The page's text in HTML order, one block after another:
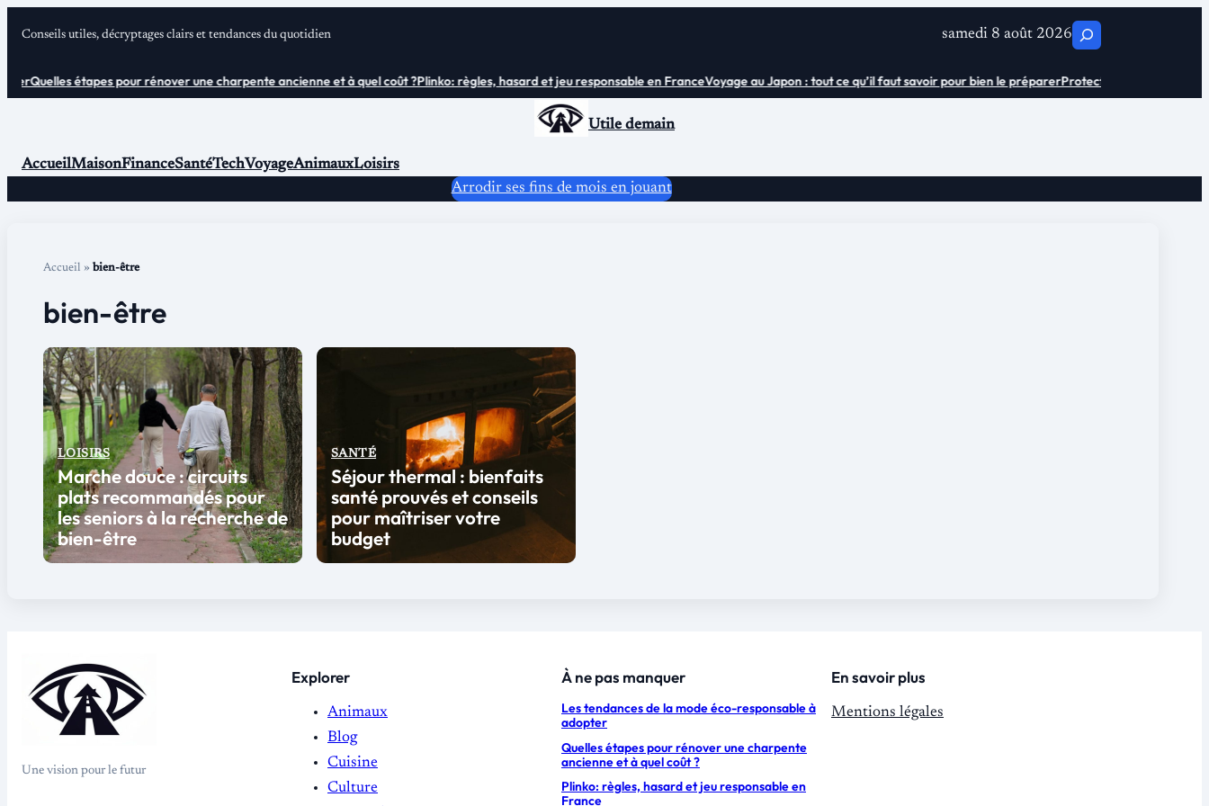
Conseils utiles, décryptages clairs et tendances du quotidien samedi 8 août 2026C
e
Quelles étapes pour rénover une charpente ancienne et à quel coût ?Plinko: règles, hasard et jeu responsable en FranceVoyage au Japon : tout ce qu’il faut savoir pour bien le préparerProtection urinaire adulte
Utile demain
AccueilMaisonFinanceSantéTechVoyageAnimauxLoisirs
Arrodir ses fins de mois en jouant
Accueil » bien-être
bien-être
LOISIRS
Marche douce : circuits
plats recommandés pour
les seniors à la recherche de
bien-être
SANTÉ
Séjour thermal : bienfaits
santé prouvés et conseils
pour maîtriser votre
budget
Une vision pour le futur
Explorer
Animaux
Blog
Cuisine
Culture
À ne pas manquer
Les tendances de la mode éco-responsable à
adopter
Quelles étapes pour rénover une charpente
ancienne et à quel coût ?
Plinko: règles, hasard et jeu responsable en
France
En savoir plus
Mentions légales